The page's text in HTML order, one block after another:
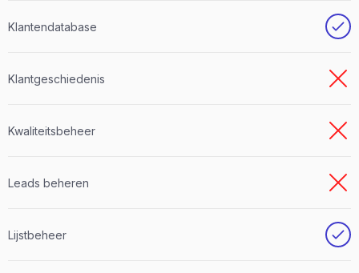
Klantendatabase
Klantgeschiedenis
Kwaliteitsbeheer
Leads beheren
Lijstbeheer